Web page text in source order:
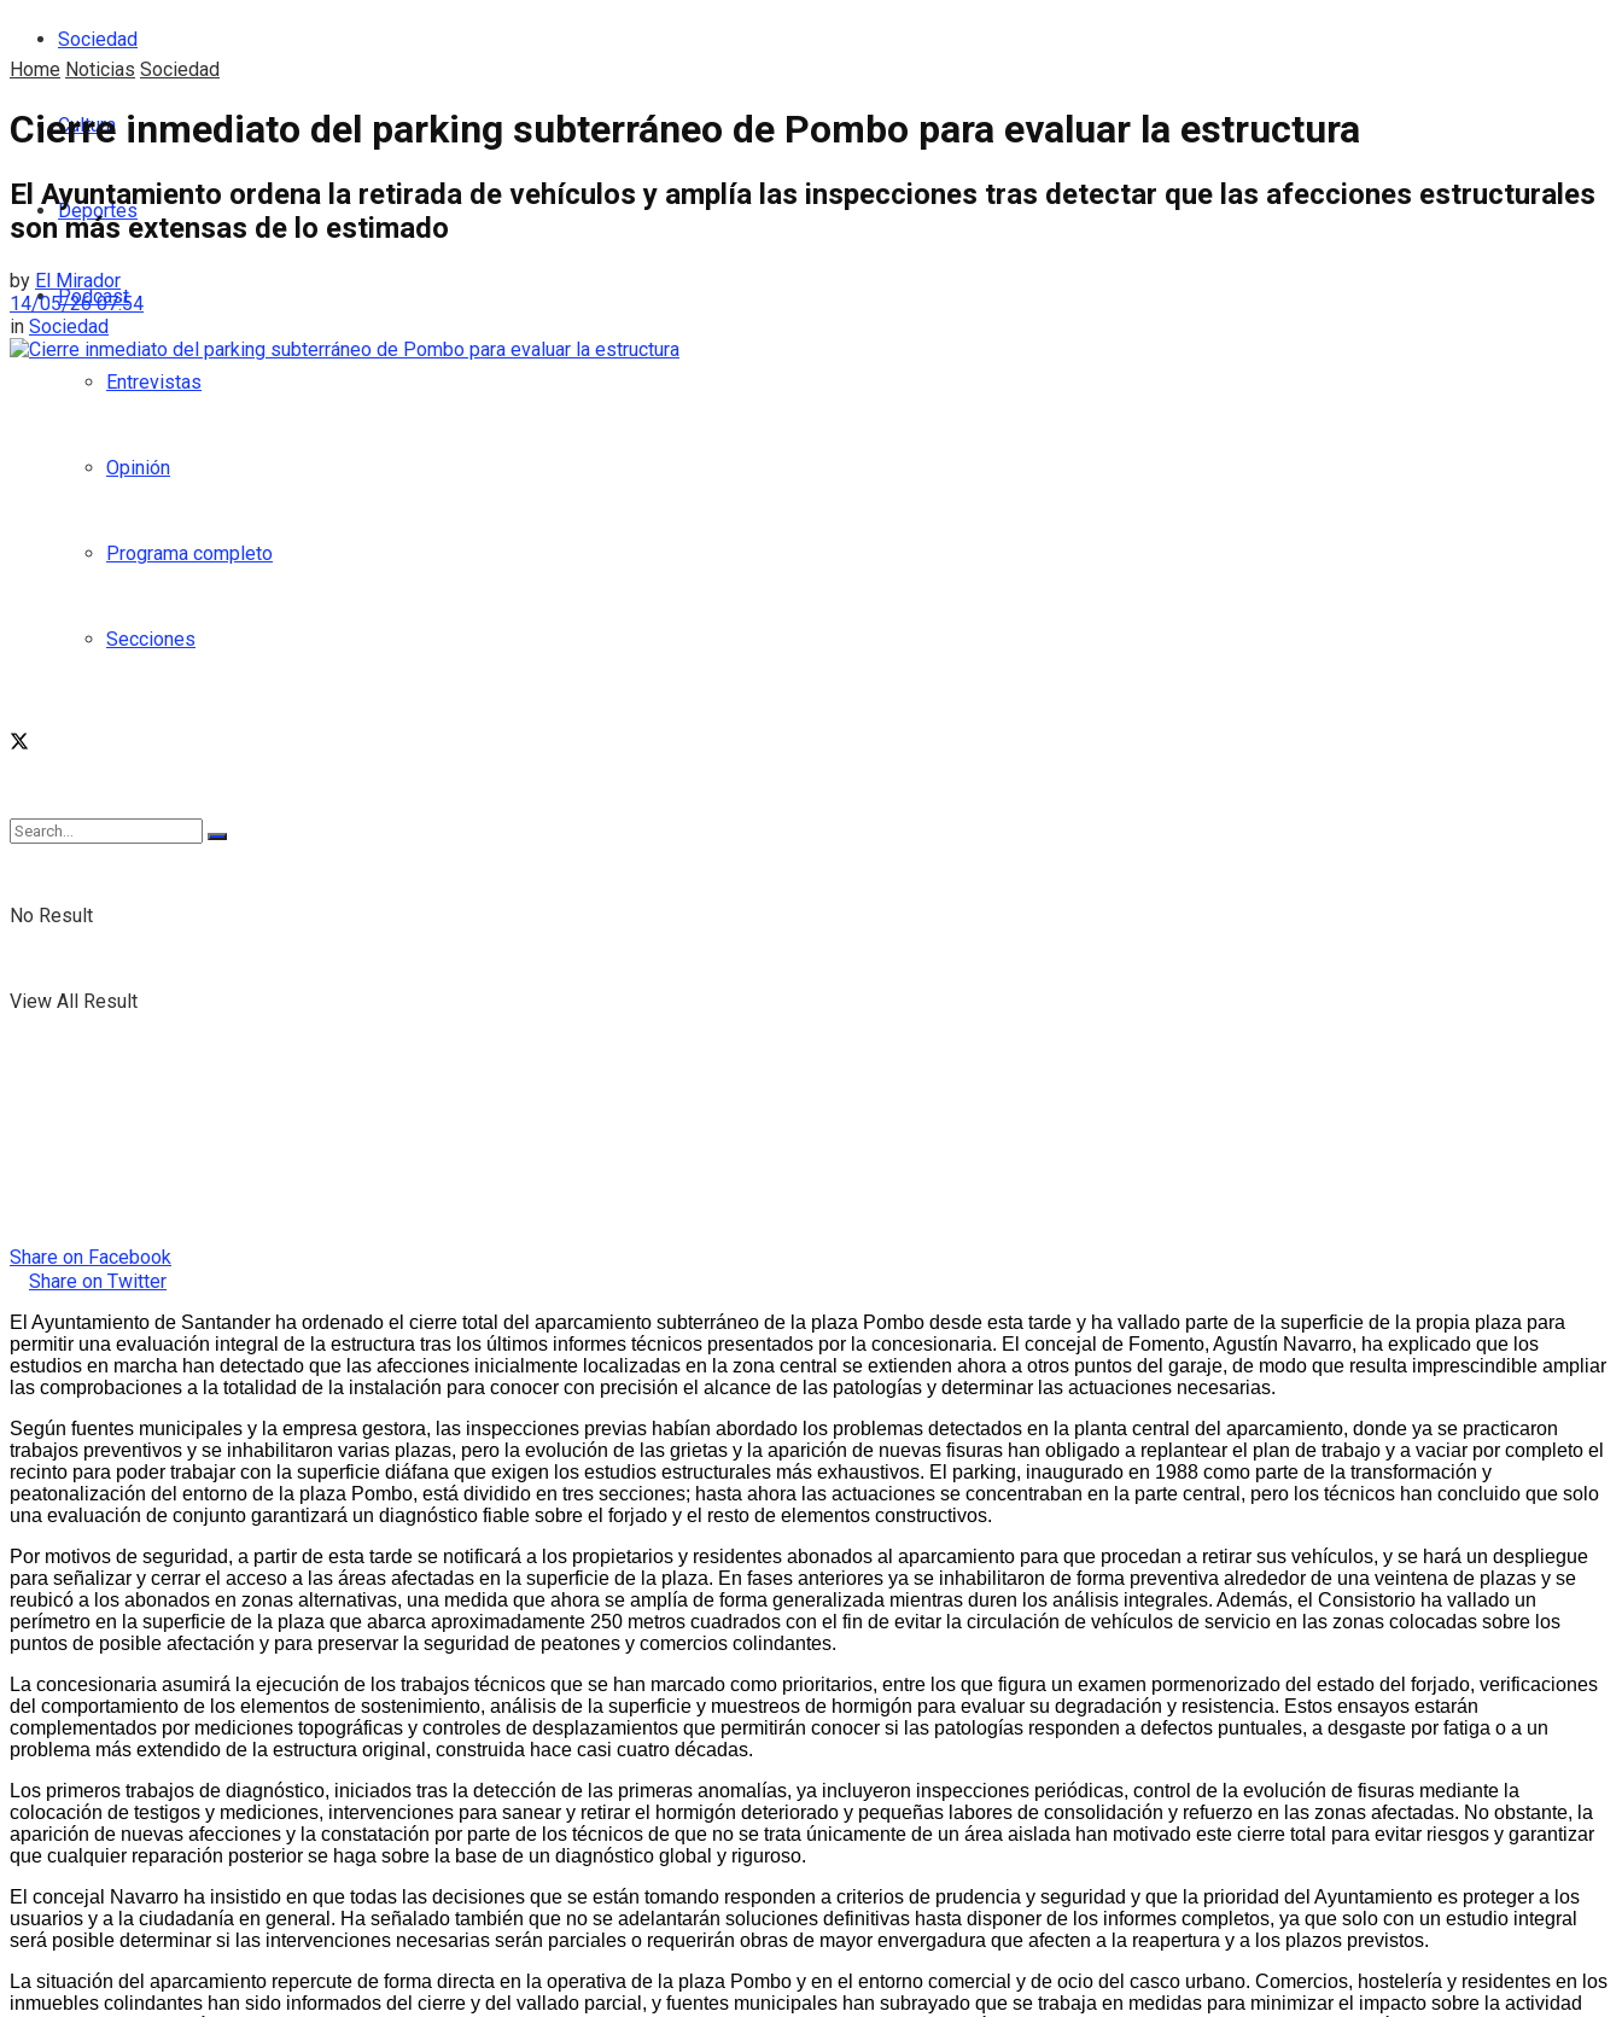
Sociedad
Cultura
Deportes
Podcast
Entrevistas
Opinión
Programa completo
Secciones
No Result
View All Result
Home Noticias Sociedad
Cierre inmediato del parking subterráneo de Pombo para evaluar la estructura
El Ayuntamiento ordena la retirada de vehículos y amplía las inspecciones tras detectar que las afecciones estructurales
son más extensas de lo estimado
by El Mirador
14/05/26 07:54
in Sociedad
Share on Facebook
Share on Twitter
El Ayuntamiento de Santander ha ordenado el cierre total del aparcamiento subterráneo de la plaza Pombo desde esta tarde y ha vallado parte de la superficie de la propia plaza para
permitir una evaluación integral de la estructura tras los últimos informes técnicos presentados por la concesionaria. El concejal de Fomento, Agustín Navarro, ha explicado que los
estudios en marcha han detectado que las afecciones inicialmente localizadas en la zona central se extienden ahora a otros puntos del garaje, de modo que resulta imprescindible ampliar
las comprobaciones a la totalidad de la instalación para conocer con precisión el alcance de las patologías y determinar las actuaciones necesarias.
Según fuentes municipales y la empresa gestora, las inspecciones previas habían abordado los problemas detectados en la planta central del aparcamiento, donde ya se practicaron
trabajos preventivos y se inhabilitaron varias plazas, pero la evolución de las grietas y la aparición de nuevas fisuras han obligado a replantear el plan de trabajo y a vaciar por completo el
recinto para poder trabajar con la superficie diáfana que exigen los estudios estructurales más exhaustivos. El parking, inaugurado en 1988 como parte de la transformación y
peatonalización del entorno de la plaza Pombo, está dividido en tres secciones; hasta ahora las actuaciones se concentraban en la parte central, pero los técnicos han concluido que solo
una evaluación de conjunto garantizará un diagnóstico fiable sobre el forjado y el resto de elementos constructivos.
Por motivos de seguridad, a partir de esta tarde se notificará a los propietarios y residentes abonados al aparcamiento para que procedan a retirar sus vehículos, y se hará un despliegue
para señalizar y cerrar el acceso a las áreas afectadas en la superficie de la plaza. En fases anteriores ya se inhabilitaron de forma preventiva alrededor de una veintena de plazas y se
reubicó a los abonados en zonas alternativas, una medida que ahora se amplía de forma generalizada mientras duren los análisis integrales. Además, el Consistorio ha vallado un
perímetro en la superficie de la plaza que abarca aproximadamente 250 metros cuadrados con el fin de evitar la circulación de vehículos de servicio en las zonas colocadas sobre los
puntos de posible afectación y para preservar la seguridad de peatones y comercios colindantes.
La concesionaria asumirá la ejecución de los trabajos técnicos que se han marcado como prioritarios, entre los que figura un examen pormenorizado del estado del forjado, verificaciones
del comportamiento de los elementos de sostenimiento, análisis de la superficie y muestreos de hormigón para evaluar su degradación y resistencia. Estos ensayos estarán
complementados por mediciones topográficas y controles de desplazamientos que permitirán conocer si las patologías responden a defectos puntuales, a desgaste por fatiga o a un
problema más extendido de la estructura original, construida hace casi cuatro décadas.
Los primeros trabajos de diagnóstico, iniciados tras la detección de las primeras anomalías, ya incluyeron inspecciones periódicas, control de la evolución de fisuras mediante la
colocación de testigos y mediciones, intervenciones para sanear y retirar el hormigón deteriorado y pequeñas labores de consolidación y refuerzo en las zonas afectadas. No obstante, la
aparición de nuevas afecciones y la constatación por parte de los técnicos de que no se trata únicamente de un área aislada han motivado este cierre total para evitar riesgos y garantizar
que cualquier reparación posterior se haga sobre la base de un diagnóstico global y riguroso.
El concejal Navarro ha insistido en que todas las decisiones que se están tomando responden a criterios de prudencia y seguridad y que la prioridad del Ayuntamiento es proteger a los
usuarios y a la ciudadanía en general. Ha señalado también que no se adelantarán soluciones definitivas hasta disponer de los informes completos, ya que solo con un estudio integral
será posible determinar si las intervenciones necesarias serán parciales o requerirán obras de mayor envergadura que afecten a la reapertura y a los plazos previstos.
La situación del aparcamiento repercute de forma directa en la operativa de la plaza Pombo y en el entorno comercial y de ocio del casco urbano. Comercios, hostelería y residentes en los
inmuebles colindantes han sido informados del cierre y del vallado parcial, y fuentes municipales han subrayado que se trabaja en medidas para minimizar el impacto sobre la actividad